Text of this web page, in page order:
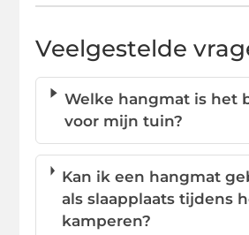
Veelgestelde
Welke hangmat is het
voor mijn tuin?
Kan ik een hangmat
als slaapplaats tijdens
kamperen?